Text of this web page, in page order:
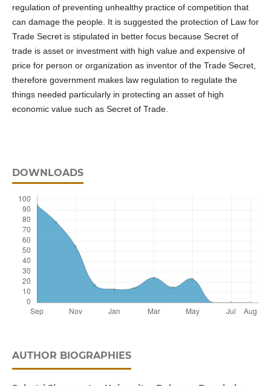
regulation of preventing unhealthy practice of competition that
can damage the people. It is suggested the protection of Law for
Trade Secret is stipulated in better focus because Secret of
trade is asset or investment with high value and expensive of
price for person or organization as inventor of the Trade Secret,
therefore government makes law regulation to regulate the
things needed particularly in protecting an asset of high
economic value such as Secret of Trade.
DOWNLOADS
AUTHOR BIOGRAPHIES